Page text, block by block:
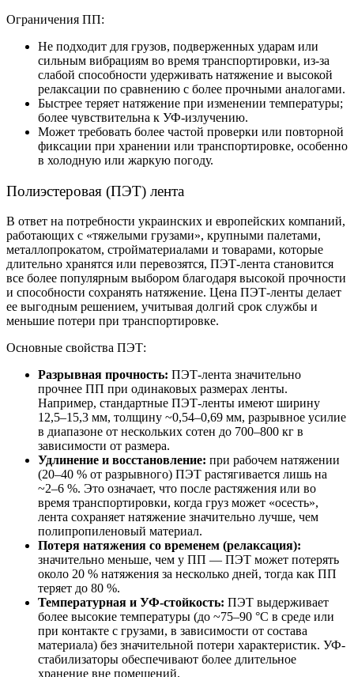
Ограничения ПП:
Не подходит для грузов, подверженных ударам или
сильным вибрациям во время транспортировки, из-за
слабой способности удерживать натяжение и высокой
релаксации по сравнению с более прочными аналогами.
Быстрее теряет натяжение при изменении температуры;
более чувствительна к УФ-излучению.
Может требовать более частой проверки или повторной
фиксации при хранении или транспортировке, особенно
в холодную или жаркую погоду.
Полиэстеровая (ПЭТ) лента
В ответ на потребности украинских и европейских компаний,
работающих с «тяжелыми грузами», крупными палетами,
металлопрокатом, стройматериалами и товарами, которые
длительно хранятся или перевозятся, ПЭТ-лента становится
все более популярным выбором благодаря высокой прочности
и способности сохранять натяжение. Цена ПЭТ-ленты делает
ее выгодным решением, учитывая долгий срок службы и
меньшие потери при транспортировке.
Основные свойства ПЭТ:
Разрывная прочность: ПЭТ-лента значительно
прочнее ПП при одинаковых размерах ленты.
Например, стандартные ПЭТ-ленты имеют ширину
12,5–15,3 мм, толщину ~0,54–0,69 мм, разрывное усилие
в диапазоне от нескольких сотен до 700–800 кг в
зависимости от размера.
Удлинение и восстановление: при рабочем натяжении
(20–40 % от разрывного) ПЭТ растягивается лишь на
~2–6 %. Это означает, что после растяжения или во
время транспортировки, когда груз может «осесть»,
лента сохраняет натяжение значительно лучше, чем
полипропиленовый материал.
Потеря натяжения со временем (релаксация):
значительно меньше, чем у ПП — ПЭТ может потерять
около 20 % натяжения за несколько дней, тогда как ПП
теряет до 80 %.
Температурная и УФ-стойкость: ПЭТ выдерживает
более высокие температуры (до ~75–90 °C в среде или
при контакте с грузами, в зависимости от состава
материала) без значительной потери характеристик. УФ-
стабилизаторы обеспечивают более длительное
хранение вне помещений.